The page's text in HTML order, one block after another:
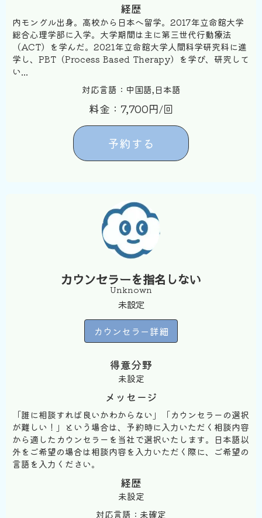
経歴
内モングル出身。高校から日本へ留学。2017年立命館大学
総合心理学部に入学。大学期間は主に第三世代行動療法
（ACT）を学んだ。2021年立命館大学人間科学研究科に進
学し、PBT（Process Based Therapy）を学び、研究して
い...
対応言語：中国語,日本語
料金：7,700円/回
予約する
カウンセラーを指名しない
Unknown
未設定
カウンセラー詳細
得意分野
未設定
メッセージ
「誰に相談すれば良いかわからない」「カウンセラーの選択
が難しい！」という場合は、予約時に入力いただく相談内容
から適したカウンセラーを当社で選択いたします。日本語以
外をご希望の場合は相談内容を入力いただく際に、ご希望の
言語を入力ください。
経歴
未設定
対応言語：未確定